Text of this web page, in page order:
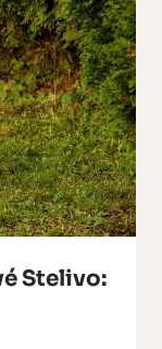
Stelivo: